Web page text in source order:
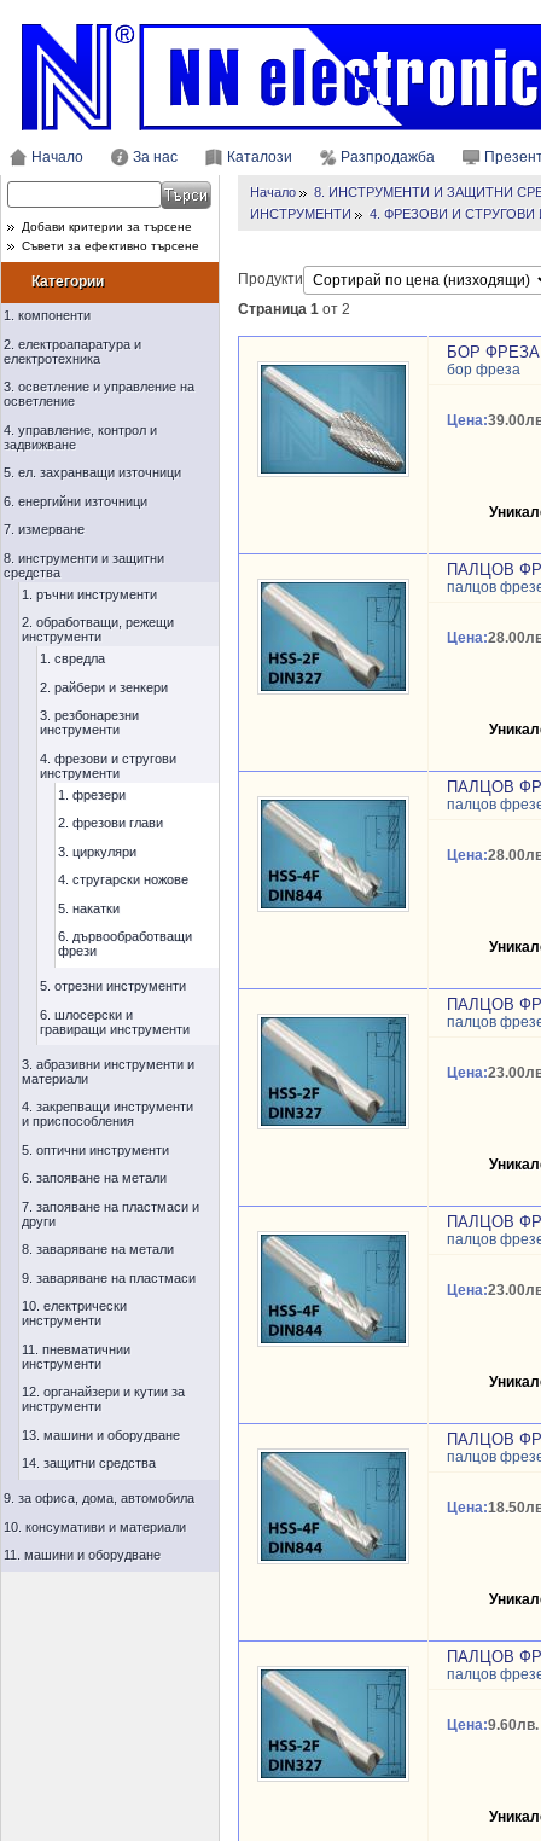
Начало За нас Каталози Разпродажба
Добави критерии за търсене
Съвети за ефективно търсене
Категории
1. компоненти
2. електроапаратура и
електротехника
3. осветление и управление на
осветление
4. управление, контрол и
задвижване
5. ел. захранващи източници
6. енергийни източници
7. измерване
8. инструменти и защитни
средства
1. ръчни инструменти
2. обработващи, режещи
инструменти
1. свредла
2. райбери и зенкери
3. резбонарезни
инструменти
4. фрезови и стругови
инструменти
1. фрезери
2. фрезови глави
3. циркуляри
4. стругарски ножове
5. накатки
6. дървообработващи
фрези
5. отрезни инструменти
6. шлосерски и
гравиращи инструменти
3. абразивни инструменти и
материали
4. закрепващи инструменти
и приспособления
5. оптични инструменти
6. запояване на метали
7. запояване на пластмаси и
други
8. заваряване на метали
9. заваряване на пластмаси
10. електрически
инструменти
11. пневматичнии
инструменти
12. органайзери и кутии за
инструменти
13. машини и оборудване
14. защитни средства
9. за офиса, дома, автомобила
10. консумативи и материали
11. машини и оборудване
Начало
8. ИНСТРУМЕНТИ И ЗАЩИТНИ
ИНСТРУМЕНТИ
4. ФРЕЗОВИ И
Продукти
Страница 1 от 2
БОР ФРЕЗА
бор фреза
Цена:
ПАЛЦОВ
палцов
Цена:
ПАЛЦОВ
палцов
Цена:
ПАЛЦОВ
палцов
Цена:
ПАЛЦОВ
палцов
Цена:
ПАЛЦОВ
палцов
Цена:
ПАЛЦОВ
палцов
Цена:9.60лв.